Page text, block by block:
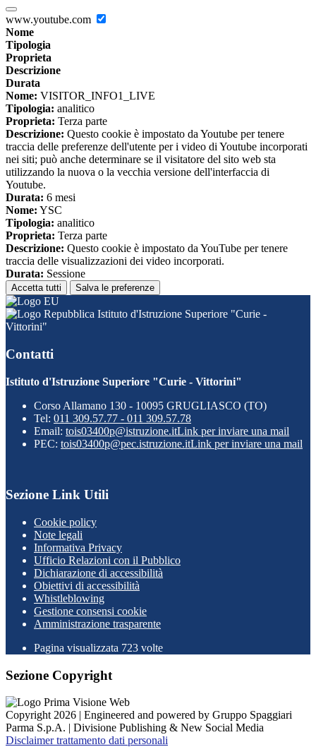
www.youtube.com
Nome
Tipologia
Proprieta
Descrizione
Durata
Nome: VISITOR_INFO1_LIVE
Tipologia: analitico
Proprieta: Terza parte
Descrizione: Questo cookie è impostato da Youtube per tenere
traccia delle preferenze dell'utente per i video di Youtube incorporati
nei siti; può anche determinare se il visitatore del sito web sta
utilizzando la nuova o la vecchia versione dell'interfaccia di
Youtube.
Durata: 6 mesi
Nome: YSC
Tipologia: analitico
Proprieta: Terza parte
Descrizione: Questo cookie è impostato da YouTube per tenere
traccia delle visualizzazioni dei video incorporati.
Durata: Sessione
Accetta tutti Salva le preferenze
Istituto d'Istruzione Superiore "Curie -
Vittorini"
Contatti
Istituto d'Istruzione Superiore "Curie - Vittorini"
Corso Allamano 130 - 10095 GRUGLIASCO (TO)
Tel: 011 309.57.77 - 011 309.57.78
Email: tois03400p@istruzione.itLink per inviare una mail
PEC: tois03400p@pec.istruzione.itLink per inviare una mail
Sezione Link Utili
Cookie policy
Note legali
Informativa Privacy
Ufficio Relazioni con il Pubblico
Dichiarazione di accessibilità
Obiettivi di accessibilità
Whistleblowing
Gestione consensi cookie
Amministrazione trasparente
Pagina visualizzata 723 volte
Sezione Copyright
Copyright 2026 | Engineered and powered by Gruppo Spaggiari
Parma S.p.A. | Divisione Publishing & New Social Media
Disclaimer trattamento dati personali